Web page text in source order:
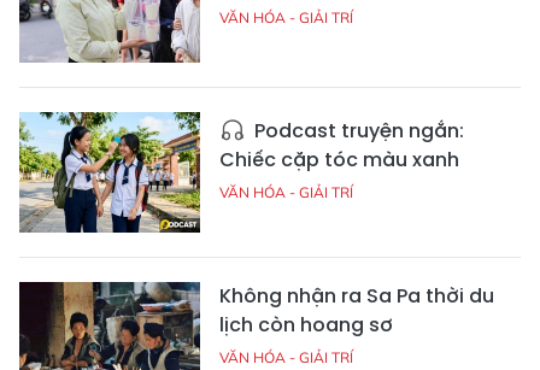
VĂN HÓA - GIẢI TRÍ
Podcast truyện ngắn:
Chiếc cặp tóc màu xanh
VĂN HÓA - GIẢI TRÍ
Không nhận ra Sa Pa thời du
lịch còn hoang sơ
VĂN HÓA - GIẢI TRÍ